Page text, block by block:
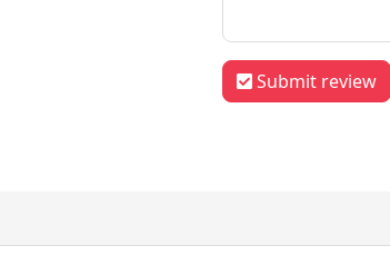
Submit review